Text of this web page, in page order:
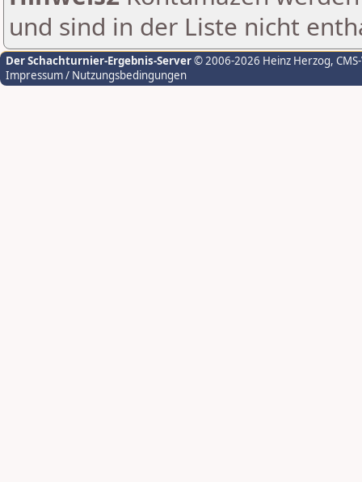
und sind in der Liste nicht
Der Schachturnier-Ergebnis-Server© 2006-2026 Heinz Herzog,
Impressum / Nutzungsbedingungen